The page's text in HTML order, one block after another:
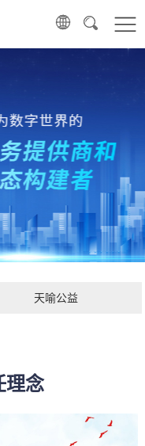
天喻公益
理念